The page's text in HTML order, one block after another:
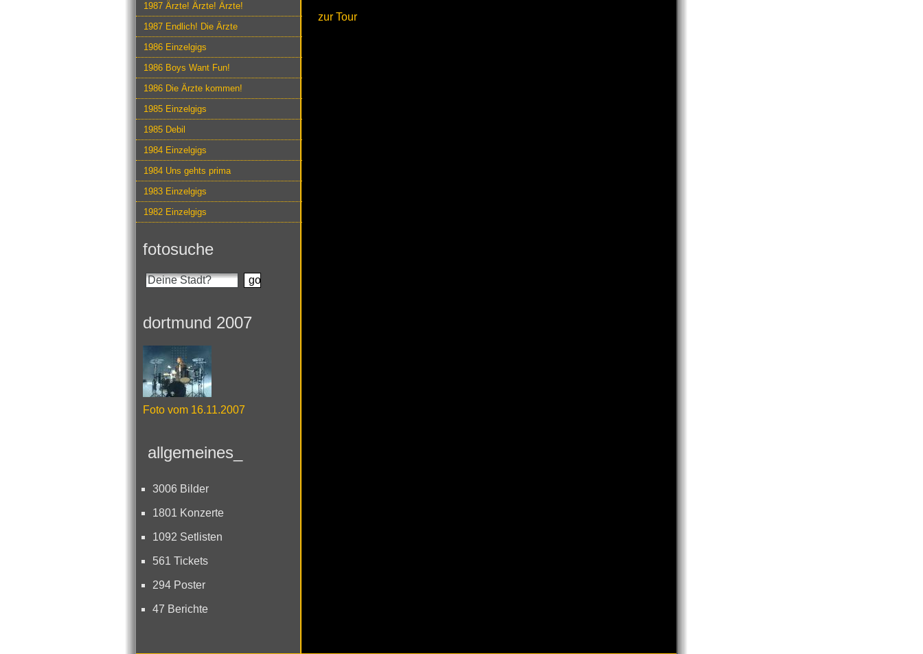
1987 Ärzte! Ärzte! Ärzte!
1987 Endlich! Die Ärzte
1986 Einzelgigs
1986 Boys Want Fun!
1986 Die Ärzte kommen!
1985 Einzelgigs
1985 Debil
1984 Einzelgigs
1984 Uns gehts prima
1983 Einzelgigs
1982 Einzelgigs
fotosuche
dortmund 2007
Foto vom 16.11.2007
allgemeines_
3006 Bilder
1801 Konzerte
1092 Setlisten
561 Tickets
294 Poster
47 Berichte
zur Tour